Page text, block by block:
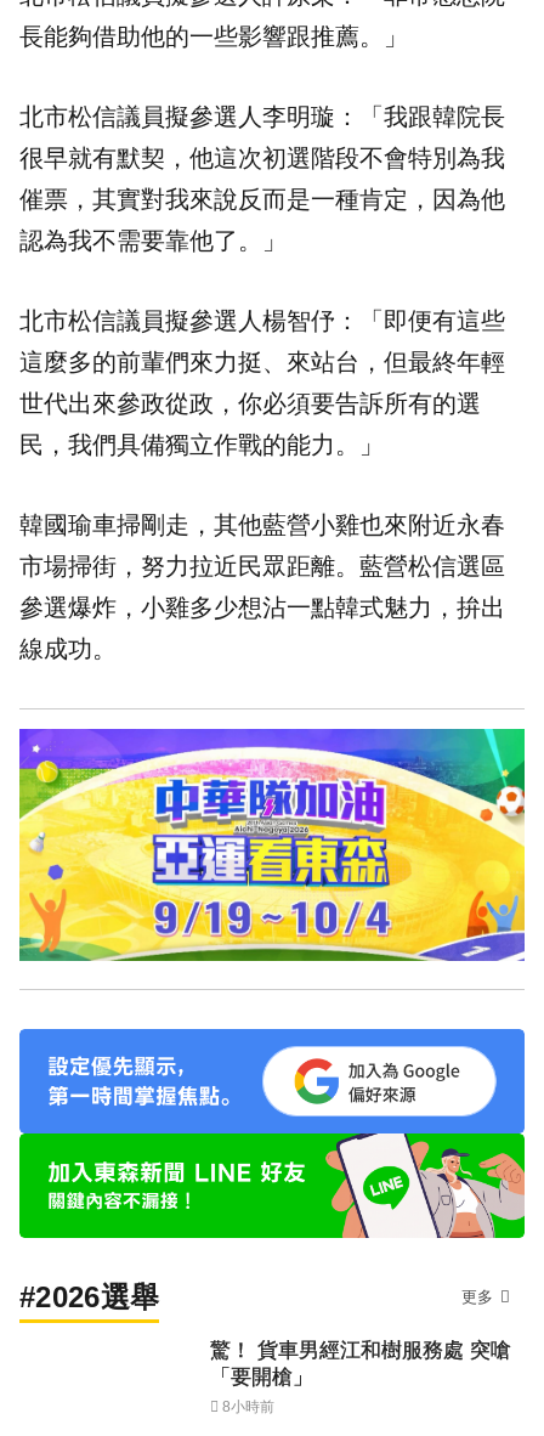
長能夠借助他的一些影響跟推薦。」
北市松信議員擬參選人李明璇：「我跟韓院長
很早就有默契，他這次初選階段不會特別為我
催票，其實對我來說反而是一種肯定，因為他
認為我不需要靠他了。」
北市松信議員擬參選人楊智伃：「即便有這些
這麼多的前輩們來力挺、來站台，但最終年輕
世代出來參政從政，你必須要告訴所有的選
民，我們具備獨立作戰的能力。」
韓國瑜車掃剛走，其他藍營小雞也來附近永春
市場掃街，努力拉近民眾距離。藍營松信選區
參選爆炸，小雞多少想沾一點韓式魅力，拚出
線成功。
#2026選舉 更多
驚！ 貨車男經江和樹服務處 突嗆
「要開槍」
8小時前